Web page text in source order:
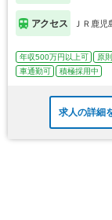
アクセス ＪＲ鹿
年収500万円以上可 原
車通勤可
積極採用中
求人の詳細